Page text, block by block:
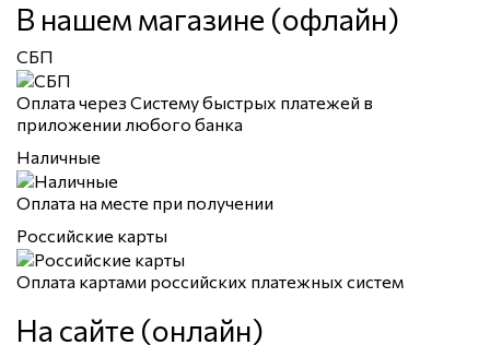
В нашем магазине (офлайн)
СБП
Оплата через Систему быстрых платежей в
приложении любого банка
Наличные
Оплата на месте при получении
Российские карты
Оплата картами российских платежных систем
На сайте (онлайн)